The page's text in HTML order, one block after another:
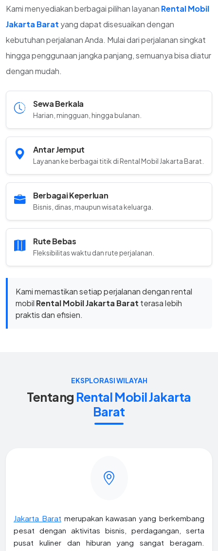
Kami menyediakan berbagai pilihan layanan Rental Mobil
Jakarta Barat yang dapat disesuaikan dengan
kebutuhan perjalanan Anda. Mulai dari perjalanan singkat
hingga penggunaan jangka panjang, semuanya bisa diatur
dengan mudah.
Sewa Berkala
Harian, mingguan, hingga bulanan.
Antar Jemput
Layanan ke berbagai titik di Rental Mobil Jakarta Barat.
Berbagai Keperluan
Bisnis, dinas, maupun wisata keluarga.
Rute Bebas
Fleksibilitas waktu dan rute perjalanan.
Kami memastikan setiap perjalanan dengan rental
mobil Rental Mobil Jakarta Barat terasa lebih
praktis dan efisien.
EKSPLORASI WILAYAH
Tentang Rental Mobil Jakarta
Barat
Jakarta Barat merupakan kawasan yang berkembang
pesat dengan aktivitas bisnis, perdagangan, serta
pusat kuliner dan hiburan yang sangat beragam.